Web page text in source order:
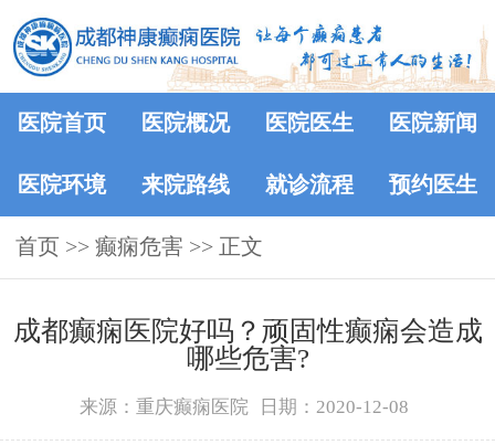
医院首页 医院概况 医院医生 医院新闻
医院环境 来院路线 就诊流程 预约医生
首页 >> 癫痫危害 >> 正文
成都癫痫医院好吗？顽固性癫痫会造成
哪些危害?
来源：重庆癫痫医院 日期：2020-12-08